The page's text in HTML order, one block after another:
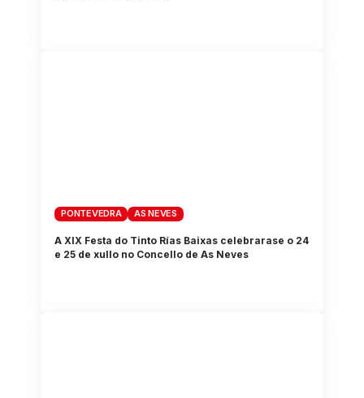
PONTEVEDRA AS NEVES
A XIX Festa do Tinto Rías Baixas celebrarase o 24
e 25 de xullo no Concello de As Neves